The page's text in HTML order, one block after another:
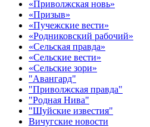
«Приволжская новь»
«Призыв»
«Пучежские вести»
«Родниковский рабочий»
«Сельская правда»
«Сельские вести»
«Сельские зори»
"Авангард"
"Приволжская правда"
"Родная Нива"
"Шуйские известия"
Вичугские новости